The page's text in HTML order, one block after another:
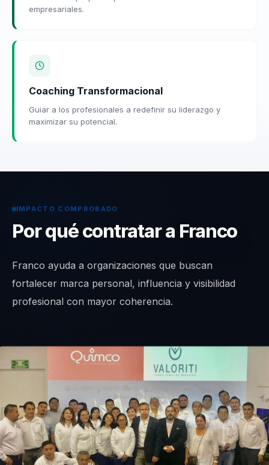
empresariales.
Coaching Transformacional
Guiar a los profesionales a redefinir su liderazgo y
maximizar su potencial.
IMPACTO COMPROBADO
Por qué contratar a Franco
Franco ayuda a organizaciones que buscan
fortalecer marca personal, influencia y visibilidad
profesional con mayor coherencia.